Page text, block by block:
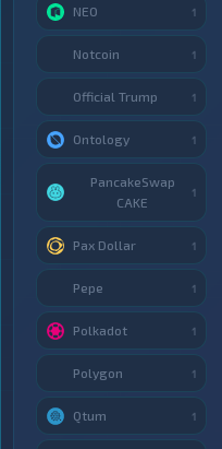
NEO 1
Notcoin 1
Official Trump 1
Ontology 1
PancakeSwap
CAKE
1
Pax Dollar 1
Pepe 1
Polkadot 1
Polygon 1
Qtum 1